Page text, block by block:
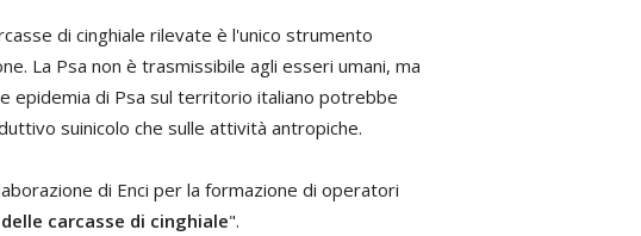
di cinghiale rilevate è l'unico strumento
La Psa non è trasmissibile agli esseri umani, ma
epidemia di Psa sul territorio italiano potrebbe
suinicolo che sulle attività antropiche.
di Enci per la formazione di operatori
carcasse di cinghiale".